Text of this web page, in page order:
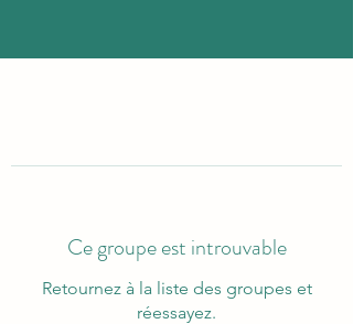
Ce groupe est introuvable
Retournez à la liste des groupes et
réessayez.